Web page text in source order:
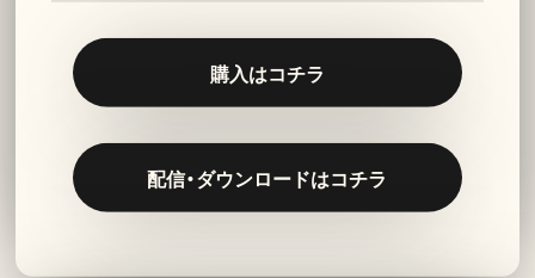
購入はコチラ
配信・ダウンロードはコチラ